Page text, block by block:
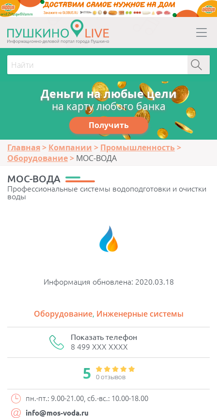
erid:2Vtzqw6Vsmm
Деньги на любые цели
на карту любого банка
Получить
Главная Компании
Промышленность
Оборудование
МОС-ВОДА
МОС-ВОДА
Профессиональные системы водоподготовки и очистки
воды
Информация обновлена: 2020.03.18
Оборудование, Инженерные системы
Показать телефон
8 499 XXX XXXX
5 0 отзывов
пн.-пт.: 9.00-21.00, сб.-вс.: 10.00-18.00
info@mos-voda.ru